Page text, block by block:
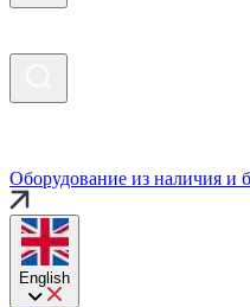
Оборудование из наличия и
English